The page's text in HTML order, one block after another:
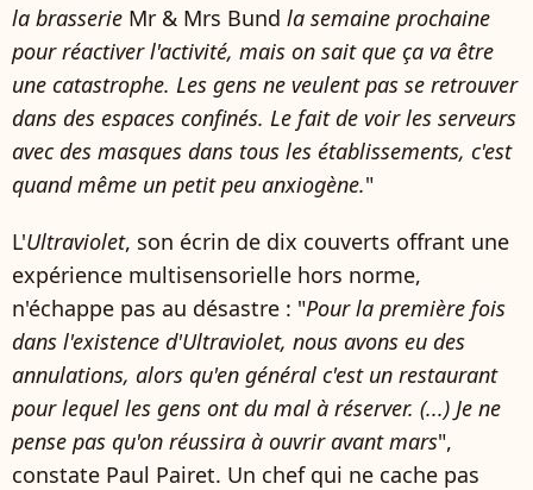
la brasserie Mr & Mrs Bund la semaine prochaine
pour réactiver l'activité, mais on sait que ça va être
une catastrophe. Les gens ne veulent pas se retrouver
dans des espaces confinés. Le fait de voir les serveurs
avec des masques dans tous les établissements, c'est
quand même un petit peu anxiogène."
L'Ultraviolet, son écrin de dix couverts offrant une
expérience multisensorielle hors norme,
n'échappe pas au désastre : "Pour la première fois
dans l'existence d'Ultraviolet, nous avons eu des
annulations, alors qu'en général c'est un restaurant
pour lequel les gens ont du mal à réserver. (...) Je ne
pense pas qu'on réussira à ouvrir avant mars",
constate Paul Pairet. Un chef qui ne cache pas